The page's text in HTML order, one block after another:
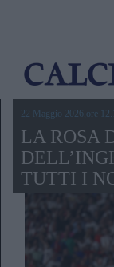
22 Maggio 2026,ore
LA ROSA
TUTTI I